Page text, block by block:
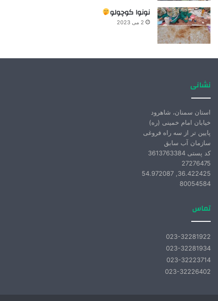
نونوا کوچولو
2 می 2023
نشانی
استان سمنان، شاهرود
خیابان امام خمینی (ره)
پایین تر از سه راه فروغی
سازمان آب سابق
کد پستی 3613763384
27276475
36.422425, 54.972087
80054584
تماس
023-32281922
023-32281934
023-32223714
023-32226402